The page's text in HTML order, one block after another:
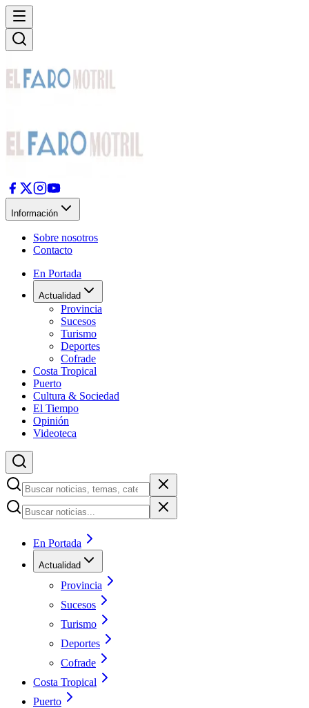
Información
Sobre nosotros
Contacto
En Portada
Actualidad
Provincia
Sucesos
Turismo
Deportes
Cofrade
Costa Tropical
Puerto
Cultura & Sociedad
El Tiempo
Opinión
Videoteca
En Portada
Actualidad
Provincia
Sucesos
Turismo
Deportes
Cofrade
Costa Tropical
Puerto